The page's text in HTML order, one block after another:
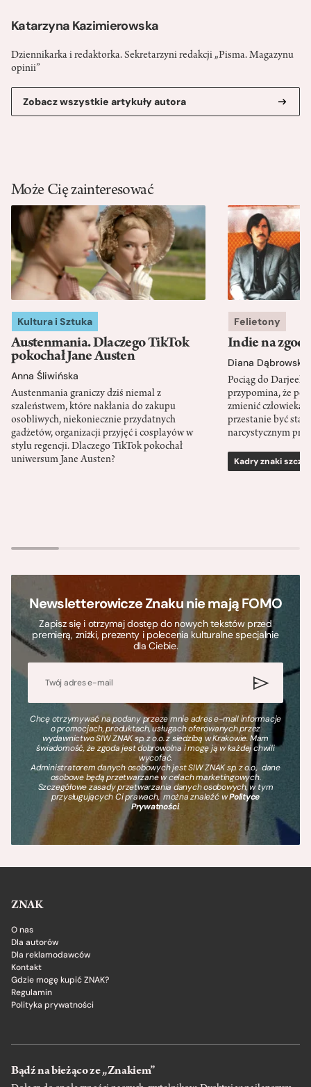
Katarzyna Kazimierowska
Dziennikarka i redaktorka. Sekretarzyni redakcji „Pisma. Magazynu
opinii”
Zobacz wszystkie artykuły autora
Może Cię zainteresować
Kultura i Sztuka
Austenmania. Dlaczego TikTok
pokochał Jane Austen
Anna Śliwińska
Austenmania graniczy dziś niemal z
szaleństwem, które nakłania do zakupu
osobliwych, niekoniecznie przydatnych
gadżetów, organizacji przyjęć i cosplayów w
stylu regencji. Dlaczego TikTok pokochał
uniwersum Jane Austen?
Felietony
Indie na
Diana Dąbrowska
Pociąg do
przypomina, że
zmienić człowieka
przestanie być
narcystycznym
Kadry znaki
Newsletterowicze Znaku nie mają FOMO
Zapisz się i otrzymaj dostęp do nowych tekstów przed
premierą, zniżki, prezenty i polecenia kulturalne specjalnie
dla Ciebie.
Chcę otrzymywać na podany przeze mnie adres e-mail informacje
o promocjach, produktach, usługach oferowanych przez
wydawnictwo SIW ZNAK sp. z o.o. z siedzibą w Krakowie. Mam
świadomość, że zgoda jest dobrowolna i mogę ją w każdej chwili
wycofać.
Administratorem danych osobowych jest SIW ZNAK sp. z o.o., dane
osobowe będą przetwarzane w celach marketingowych.
Szczegółowe zasady przetwarzania danych osobowych, w tym
przysługujących Ci prawach, można znaleźć wPolityce
Prywatności.
ZNAK
O nas
Dla autorów
Dla reklamodawców
Kontakt
Gdzie mogę kupić ZNAK?
Regulamin
Polityka prywatności
Bądź na bieżąco ze „Znakiem”